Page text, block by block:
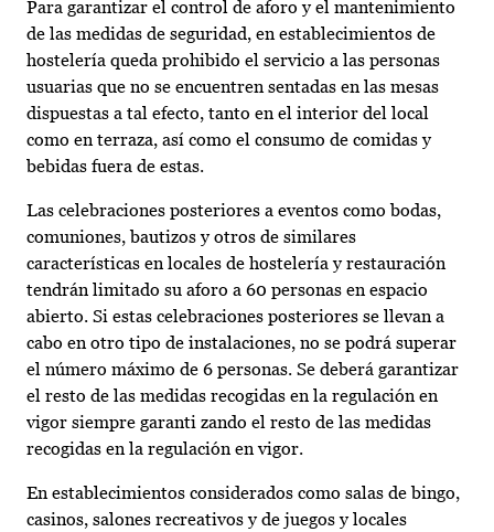
Para garantizar el control de aforo y el mantenimiento
de las medidas de seguridad, en establecimientos de
hostelería queda prohibido el servicio a las personas
usuarias que no se encuentren sentadas en las mesas
dispuestas a tal efecto, tanto en el interior del local
como en terraza, así como el consumo de comidas y
bebidas fuera de estas.
Las celebraciones posteriores a eventos como bodas,
comuniones, bautizos y otros de similares
características en locales de hostelería y restauración
tendrán limitado su aforo a 60 personas en espacio
abierto. Si estas celebraciones posteriores se llevan a
cabo en otro tipo de instalaciones, no se podrá superar
el número máximo de 6 personas. Se deberá garantizar
el resto de las medidas recogidas en la regulación en
vigor siempre garanti zando el resto de las medidas
recogidas en la regulación en vigor.
En establecimientos considerados como salas de bingo,
casinos, salones recreativos y de juegos y locales